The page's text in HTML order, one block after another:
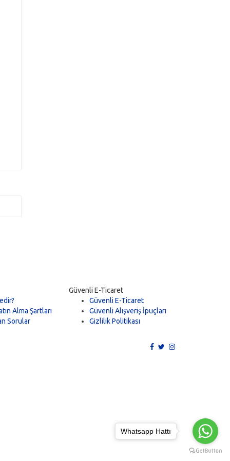
Alma Şartları
Sorular
Güvenli E-Ticaret
Güvenli E-Ticaret
Güvenli Alışveriş İpuçları
Gizlilik Politikası
Whatsapp Hattı